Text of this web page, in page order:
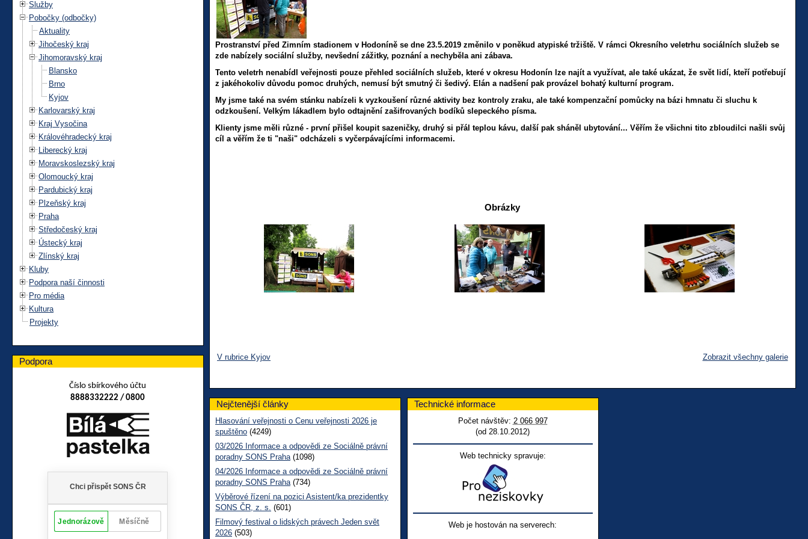
Služby
Pobočky (odbočky)
Aktuality
Jihočeský kraj
Jihomoravský kraj
Blansko
Brno
Kyjov
Karlovarský kraj
Kraj Vysočina
Královéhradecký kraj
Liberecký kraj
Moravskoslezský kraj
Olomoucký kraj
Pardubický kraj
Plzeňský kraj
Praha
Středočeský kraj
Ústecký kraj
Zlínský kraj
Kluby
Podpora naší činnosti
Pro média
Kultura
Projekty
Prostranství před Zimním stadionem v Hodoníně se dne 23.5.2019 změnilo v poněkud atypiské tržiště. V rámci Okresního veletrhu sociálních služeb se
zde nabízely sociální služby, nevšední zážitky, poznání a nechyběla ani zábava.
Tento veletrh nenabídl veřejnosti pouze přehled sociálních služeb, které v okresu Hodonín lze najít a využívat, ale také ukázat, že svět lidí, kteří potřebují
z jakéhokoliv důvodu pomoc druhých, nemusí být smutný či šedivý. Elán a nadšení pak provázel bohatý kulturní program.
My jsme také na svém stánku nabízeli k vyzkoušení různé aktivity bez kontroly zraku, ale také kompenzační pomůcky na bázi hmnatu či sluchu k
odzkoušení. Velkým lákadlem bylo odtajnění zašifrovaných bodíků slepeckého písma.
Klienty jsme měli různé - první přišel koupit sazeničky, druhý si přál teplou kávu, další pak sháněl ubytování... Věřím že všichni tito zbloudilci našli svůj
cíl a věřím že ti "naši" odcházeli s vyčerpávajícími informacemi.
Obrázky
V rubrice Kyjov Zobrazit všechny galerie
Podpora
Číslo sbírkového účtu
8888332222 / 0800
Nejčtenější články
Hlasování veřejnosti o Cenu veřejnosti 2026 je
spuštěno (4249)
03/2026 Informace a odpovědi ze Sociálně právní
poradny SONS Praha (1098)
04/2026 Informace a odpovědi ze Sociálně právní
poradny SONS Praha (734)
Výběrové řízení na pozici Asistent/ka prezidentky
SONS ČR, z. s. (601)
Filmový festival o lidských právech Jeden svět
2026 (503)
Technické informace
Počet návštěv: 2 066 997
(od 28.10.2012)
Web technicky spravuje:
Web je hostován na serverech: